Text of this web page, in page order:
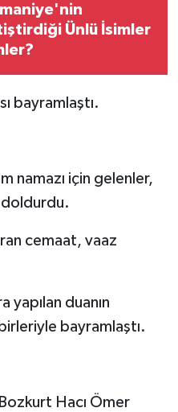
Ünlü İsimler
bayramlaştı.
namazı için gelenler,
cemaat, vaaz
yapılan duanın
bayramlaştı.
Hacı Ömer